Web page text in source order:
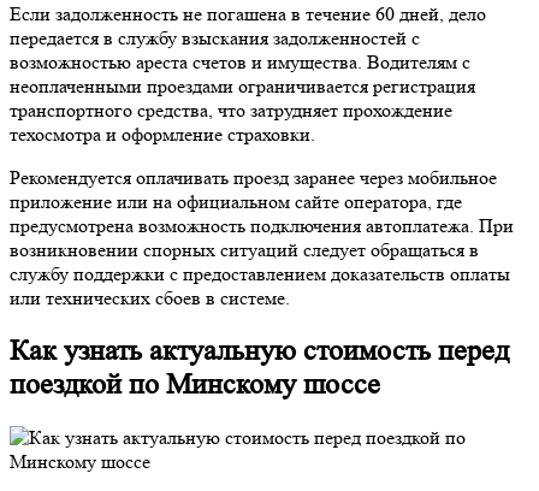
Если задолженность не погашена в течение 60 дней, дело
передается в службу взыскания задолженностей с
возможностью ареста счетов и имущества. Водителям с
неоплаченными проездами ограничивается регистрация
транспортного средства, что затрудняет прохождение
техосмотра и оформление страховки.
Рекомендуется оплачивать проезд заранее через мобильное
приложение или на официальном сайте оператора, где
предусмотрена возможность подключения автоплатежа. При
возникновении спорных ситуаций следует обращаться в
службу поддержки с предоставлением доказательств оплаты
или технических сбоев в системе.
Как узнать актуальную стоимость перед
поездкой по Минскому шоссе